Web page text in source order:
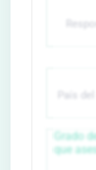
Grado
que